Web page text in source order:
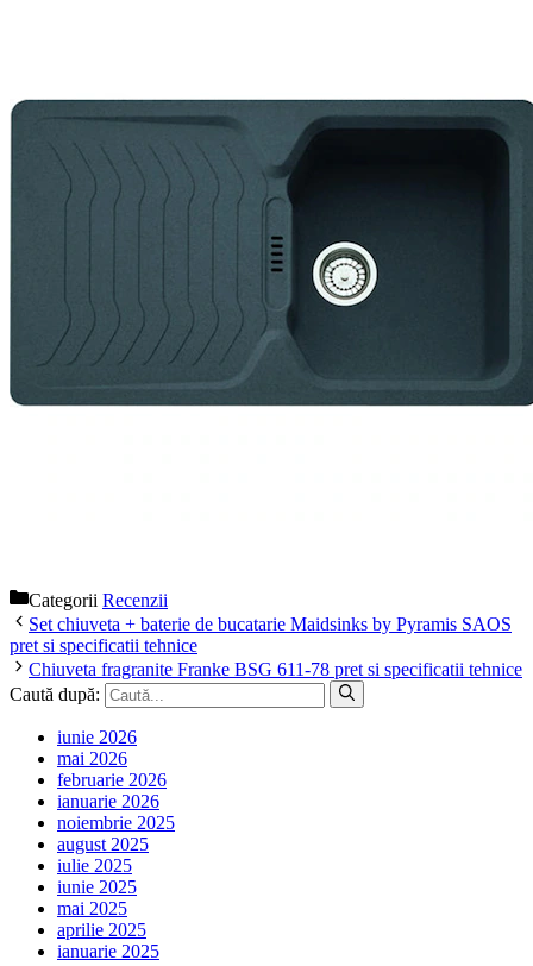
Categorii Recenzii
Set chiuveta + baterie de bucatarie Maidsinks by Pyramis SAOS
pret si specificatii tehnice
Chiuveta fragranite Franke BSG 611-78 pret si specificatii tehnice
Caută după:
iunie 2026
mai 2026
februarie 2026
ianuarie 2026
noiembrie 2025
august 2025
iulie 2025
iunie 2025
mai 2025
aprilie 2025
ianuarie 2025